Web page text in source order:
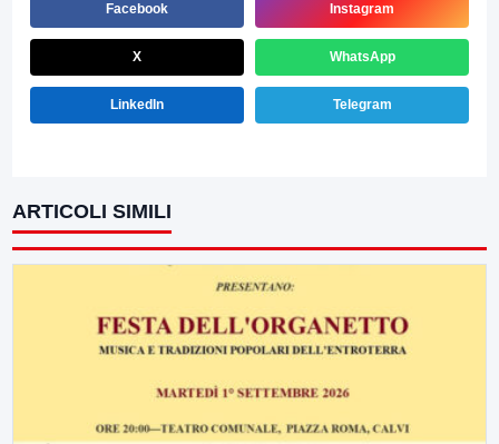
Facebook Instagram
X WhatsApp
LinkedIn Telegram
ARTICOLI SIMILI